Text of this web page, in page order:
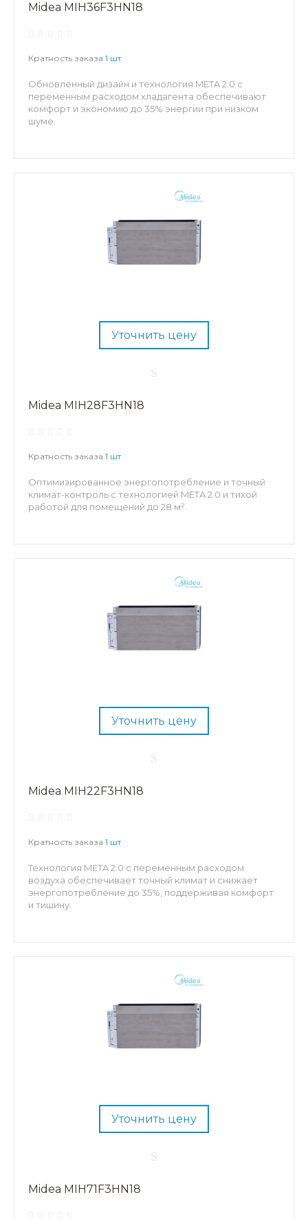
Midea MIH36F3HN18
Кратность заказа 1 шт
Обновленный дизайн и технология META 2.0 с
переменным расходом хладагента обеспечивают
комфорт и экономию до 35% энергии при низком
шуме.
Уточнить цену
Midea MIH28F3HN18
Кратность заказа 1 шт
Оптимизированное энергопотребление и точный
климат-контроль с технологией META 2.0 и тихой
работой для помещений до 28 м².
Уточнить цену
Midea MIH22F3HN18
Кратность заказа 1 шт
Технология META 2.0 с переменным расходом
воздуха обеспечивает точный климат и снижает
энергопотребление до 35%, поддерживая комфорт
и тишину.
Уточнить цену
Midea MIH71F3HN18